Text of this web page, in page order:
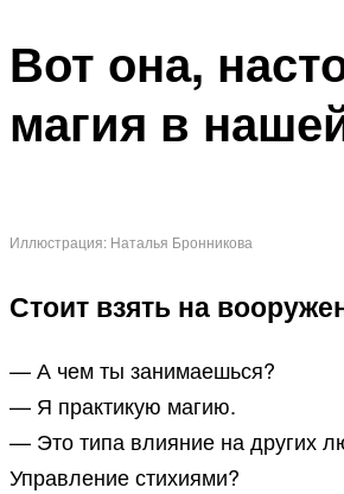
Вот она,
магия в
Иллюстрация: Наталья Бронникова
Стоит взять на
— А чем ты занимаешься?
— Я практикую магию.
— Это типа влияние на других
Управление стихиями?